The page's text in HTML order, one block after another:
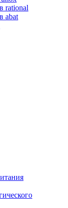
rational
abat